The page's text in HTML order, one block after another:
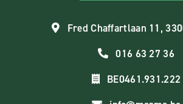
Fred Chaffartlaan 11,
016 63 27 36
BE0461.931.222